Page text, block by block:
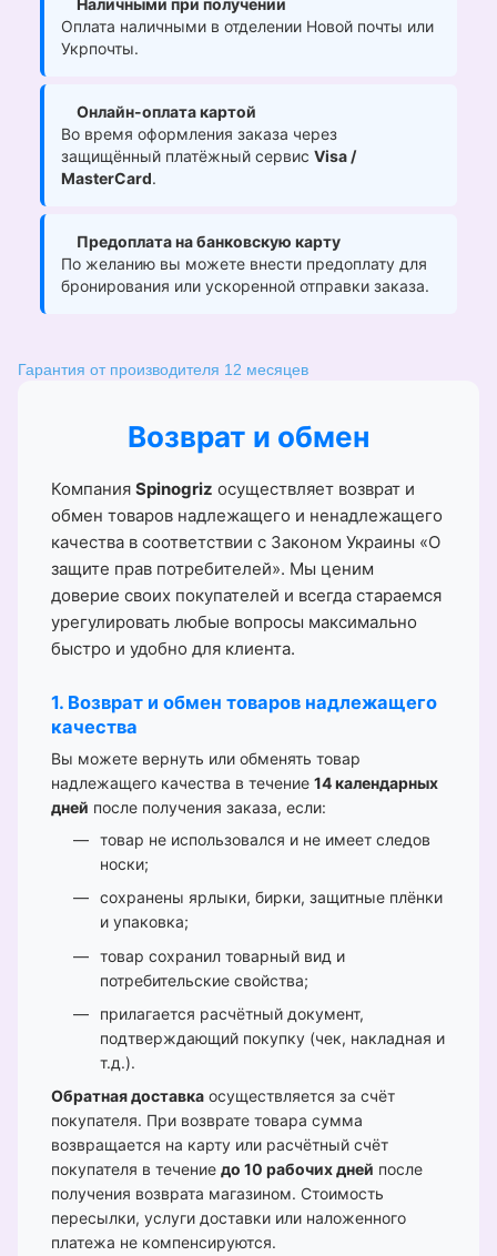
Оплата наличными в отделении Новой почты или
Укрпочты.
Онлайн-оплата картой
Во время оформления заказа через
защищённый платёжный сервис Visa /
MasterCard.
Предоплата на банковскую карту
По желанию вы можете внести предоплату для
бронирования или ускоренной отправки заказа.
Гарантия от производителя 12 месяцев
Возврат и обмен
Компания Spinogriz осуществляет возврат и
обмен товаров надлежащего и ненадлежащего
качества в соответствии с Законом Украины «О
защите прав потребителей». Мы ценим
доверие своих покупателей и всегда стараемся
урегулировать любые вопросы максимально
быстро и удобно для клиента.
1. Возврат и обмен товаров надлежащего
качества
Вы можете вернуть или обменять товар
надлежащего качества в течение 14 календарных
дней после получения заказа, если:
товар не использовался и не имеет следов
носки;
сохранены ярлыки, бирки, защитные плёнки
и упаковка;
товар сохранил товарный вид и
потребительские свойства;
прилагается расчётный документ,
подтверждающий покупку (чек, накладная и
т.д.).
Обратная доставка осуществляется за счёт
покупателя. При возврате товара сумма
возвращается на карту или расчётный счёт
покупателя в течение до 10 рабочих дней после
получения возврата магазином. Стоимость
пересылки, услуги доставки или наложенного
платежа не компенсируются.